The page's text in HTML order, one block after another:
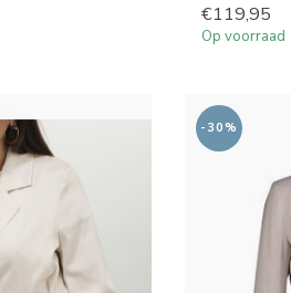
€119,95
Op voorraad
-30%